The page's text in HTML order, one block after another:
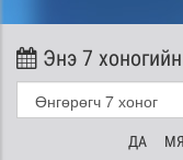
Энэ 7
ДА МЯ